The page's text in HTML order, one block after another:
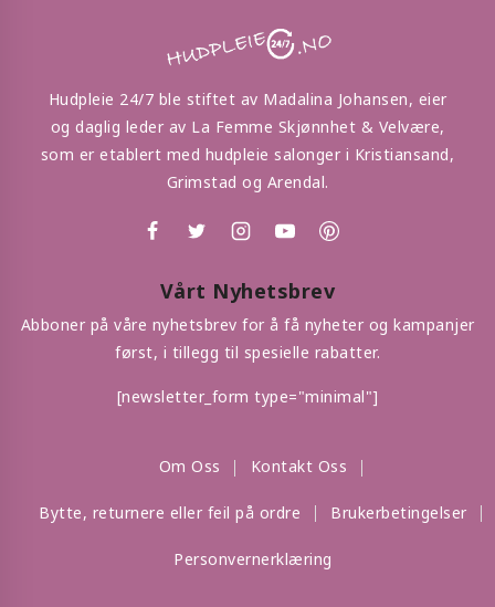
Hudpleie 24/7 ble stiftet av Madalina Johansen, eier
og daglig leder av La Femme Skjønnhet & Velvære,
som er etablert med hudpleie salonger i Kristiansand,
Grimstad og Arendal.
Vårt Nyhetsbrev
Abboner på våre nyhetsbrev for å få nyheter og kampanjer
først, i tillegg til spesielle rabatter.
[newsletter_form type="minimal"]
Om Oss Kontakt Oss
Bytte, returnere eller feil på ordre Brukerbetingelser
Personvernerklæring